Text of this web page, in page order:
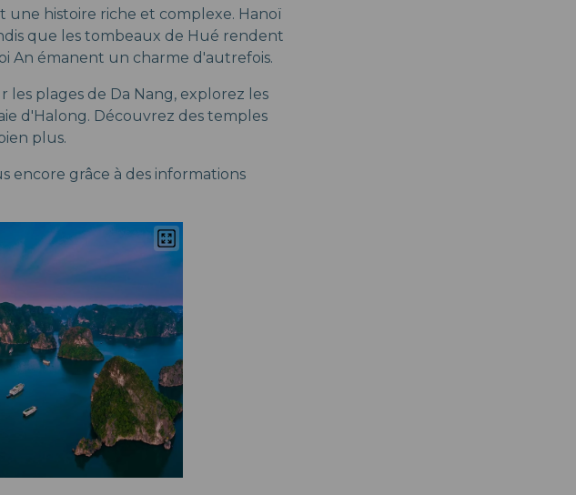
une histoire riche et complexe. Hanoï
que les tombeaux de Hué rendent
An émanent un charme d'autrefois.
les plages de Da Nang, explorez les
d'Halong. Découvrez des temples
plus.
encore grâce à des informations